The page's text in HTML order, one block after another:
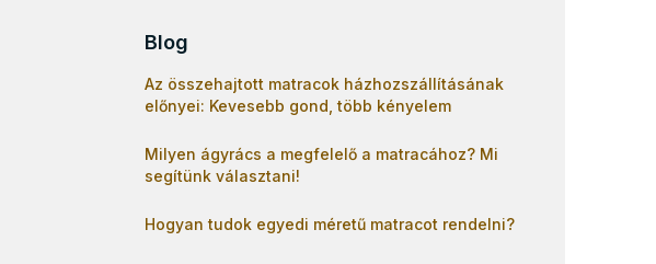
Blog
Az összehajtott matracok házhozszállításának
előnyei: Kevesebb gond, több kényelem
Milyen ágyrács a megfelelő a matracához? Mi
segítünk választani!
Hogyan tudok egyedi méretű matracot rendelni?